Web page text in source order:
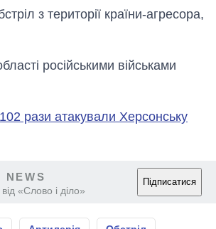
з території країни-агресора,
російськими військами
102 рази атакували Херсонську
«Слово і діло»
Підписатися
Економіка ШІ-
гігантів: скільки
OpenAI та
Anthropic